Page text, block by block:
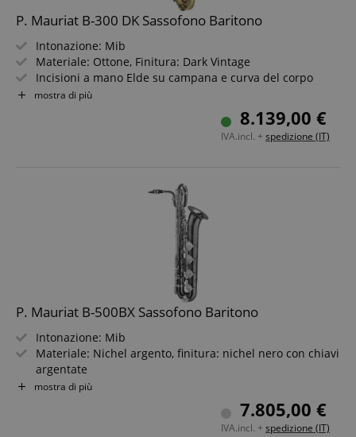
P. Mauriat B-300 DK Sassofono Baritono
Intonazione: Mib
Materiale: Ottone, Finitura: Dark Vintage
Incisioni a mano Elde su campana e curva del corpo
Intarsi in vera Abalone sulle chiavi
Include custodia, bocchino e accessori
mostra di più
8.139,00 €
IVA.incl. + spedizione (IT)
P. Mauriat B-500BX Sassofono Baritono
Intonazione: Mib
Materiale: Nichel argento, finitura: nichel nero con chiavi
argentate
Pregiate incisioni a mano sul collo a S, campana e corpo
Include custodia, bocchino e accessori
mostra di più
7.805,00 €
IVA.incl. + spedizione (IT)